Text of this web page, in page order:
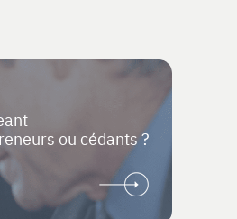
ou cédants ?